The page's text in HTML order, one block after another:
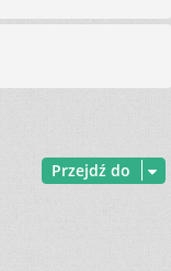
Przejdź do